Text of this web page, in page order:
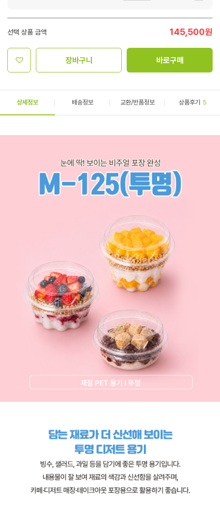
선택 상품 금액 145,500원
장바구니 바로구매
상세정보 배송정보 교환/반품정보 상품후기 5